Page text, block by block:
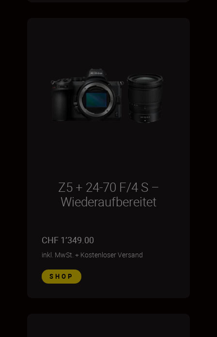
Z5 + 24-70 F/4 S –
Wiederaufbereitet
CHF 1’349.00
inkl. MwSt. + Kostenloser Versand
SHOP